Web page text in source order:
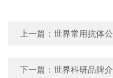
上一篇：世界常用抗体
下一篇：世界科研品牌